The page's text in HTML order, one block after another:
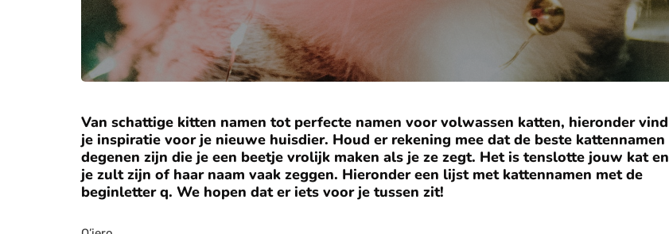
Van schattige kitten namen tot perfecte namen voor volwassen katten, hieronder vind
je inspiratie voor je nieuwe huisdier. Houd er rekening mee dat de beste kattennamen
degenen zijn die je een beetje vrolijk maken als je ze zegt. Het is tenslotte jouw kat en
je zult zijn of haar naam vaak zeggen. Hieronder een lijst met kattennamen met de
beginletter q. We hopen dat er iets voor je tussen zit!